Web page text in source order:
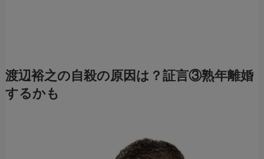
渡辺裕之の自殺の原因は？証言③熟年離婚
するかも